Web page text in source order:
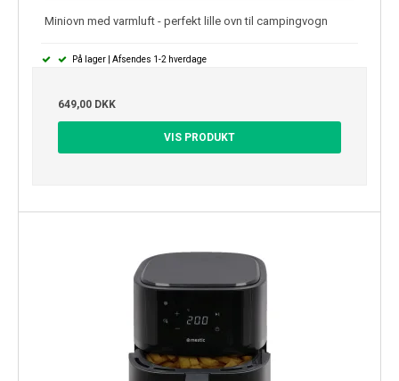
Miniovn med varmluft - perfekt lille ovn til campingvogn
På lager | Afsendes 1-2 hverdage
649,00 DKK
VIS PRODUKT